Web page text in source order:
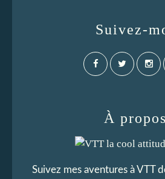
Suivez-
À propos
Suivez mes aventures à VTT